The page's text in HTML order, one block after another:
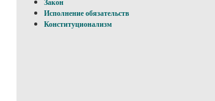
Закон
Исполнение обязательств
Конституционализм